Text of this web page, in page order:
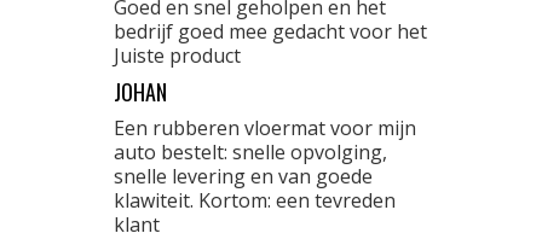
Goed en snel geholpen en het
bedrijf goed mee gedacht voor het
Juiste product
JOHAN
Een rubberen vloermat voor mijn
auto bestelt: snelle opvolging,
snelle levering en van goede
klawiteit. Kortom: een tevreden
klant